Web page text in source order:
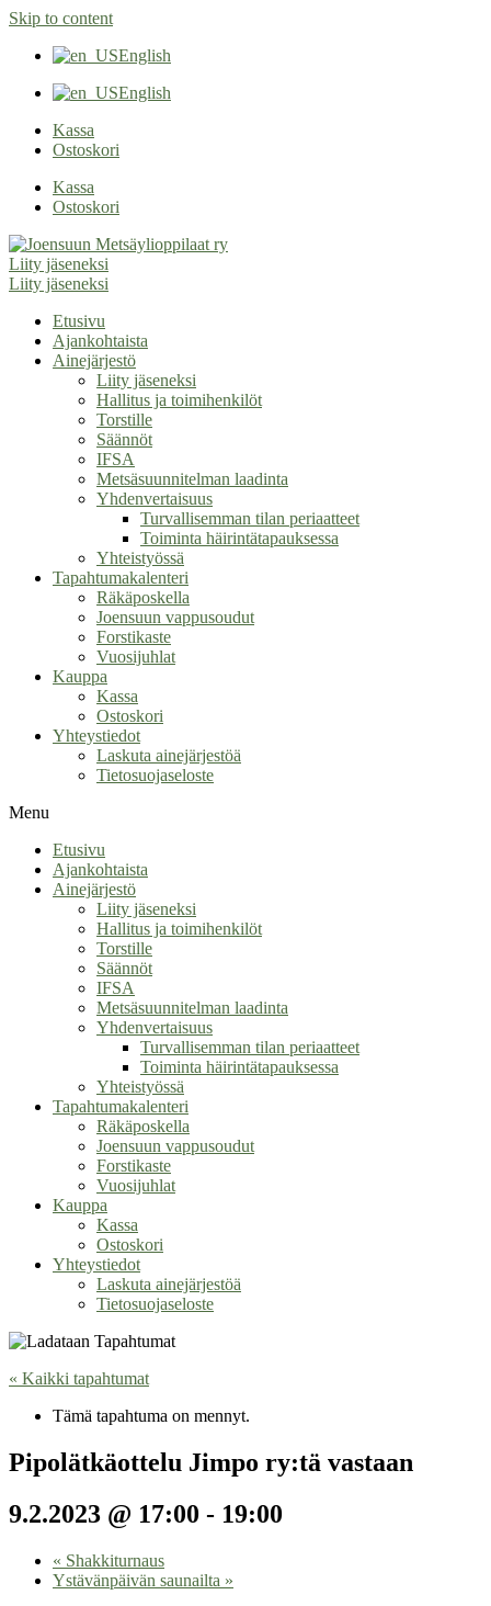
Skip to content
English
English
Kassa
Ostoskori
Kassa
Ostoskori
Liity jäseneksi
Liity jäseneksi
Etusivu
Ajankohtaista
Ainejärjestö
Liity jäseneksi
Hallitus ja toimihenkilöt
Torstille
Säännöt
IFSA
Metsäsuunnitelman laadinta
Yhdenvertaisuus
Turvallisemman tilan periaatteet
Toiminta häirintätapauksessa
Yhteistyössä
Tapahtumakalenteri
Räkäposkella
Joensuun vappusoudut
Forstikaste
Vuosijuhlat
Kauppa
Kassa
Ostoskori
Yhteystiedot
Laskuta ainejärjestöä
Tietosuojaseloste
Menu
Etusivu
Ajankohtaista
Ainejärjestö
Liity jäseneksi
Hallitus ja toimihenkilöt
Torstille
Säännöt
IFSA
Metsäsuunnitelman laadinta
Yhdenvertaisuus
Turvallisemman tilan periaatteet
Toiminta häirintätapauksessa
Yhteistyössä
Tapahtumakalenteri
Räkäposkella
Joensuun vappusoudut
Forstikaste
Vuosijuhlat
Kauppa
Kassa
Ostoskori
Yhteystiedot
Laskuta ainejärjestöä
Tietosuojaseloste
« Kaikki tapahtumat
Tämä tapahtuma on mennyt.
Pipolätkäottelu Jimpo ry:tä vastaan
9.2.2023 @ 17:00 - 19:00
« Shakkiturnaus
Ystävänpäivän saunailta »